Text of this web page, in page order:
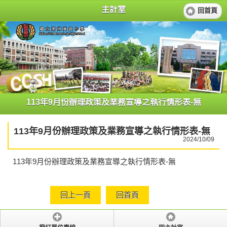
主計室 回首頁
113年9月份辦理政策及業務宣導之執行情形表-無
113年9月份辦理政策及業務宣導之執行情形表-無
2024/10/09
113年9月份辦理政策及業務宣導之執行情形表-無
回上一頁 回首頁